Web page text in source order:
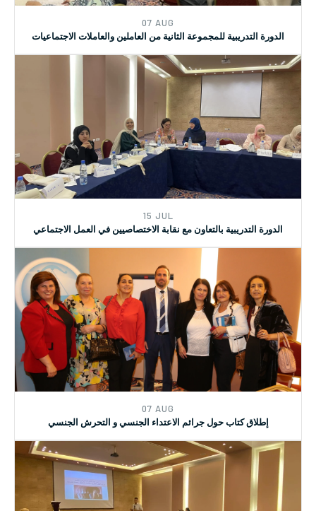
07 AUG
الدورة التدريبية للمجموعة الثانية من العاملين والعاملات الاجتماعيات
15 JUL
الدورة التدريبية بالتعاون مع نقابة الاختصاصيين في العمل الاجتماعي